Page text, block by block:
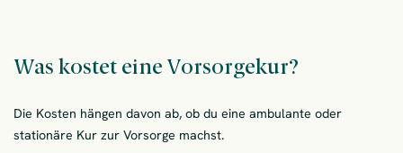
Was kostet eine Vorsorgekur?
Die Kosten hängen davon ab, ob du eine ambulante oder
stationäre Kur zur Vorsorge machst.